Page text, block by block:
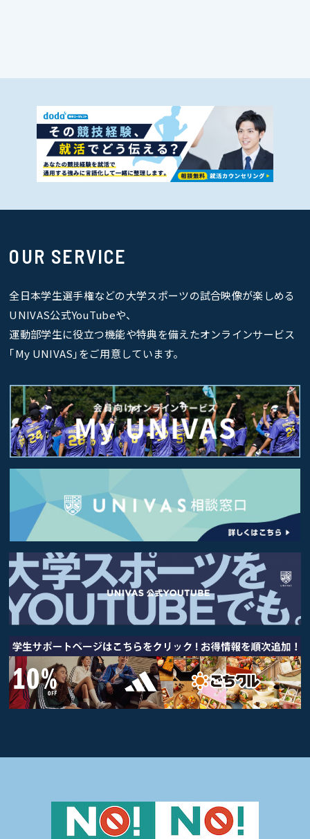
OUR SERVICE
全日本学生選手権などの大学スポーツの試合映像が楽しめる
UNIVAS公式YouTubeや、
運動部学生に役立つ機能や特典を備えたオンラインサービス
｢My UNIVAS｣をご用意しています。